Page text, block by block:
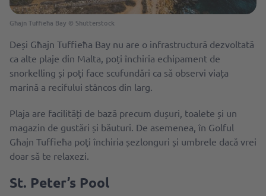
Għajn Tuffieħa Bay © Shutterstock
Deși Għajn Tuffieħa Bay nu are o infrastructură dezvoltată
ca alte plaje din Malta, poți închiria echipament de
snorkelling și poţi face scufundări ca să observi viața
marină a recifului stâncos din larg.
Plaja are facilități de bază precum dușuri, toalete și un
magazin de gustări și băuturi. De asemenea, în Golful
Għajn Tuffieħa poţi închiria șezlonguri și umbrele dacă vrei
doar să te relaxezi.
St. Peter’s Pool